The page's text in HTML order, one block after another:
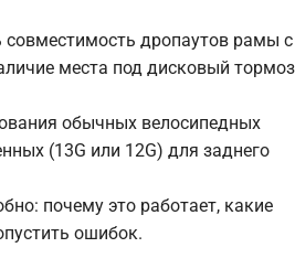
совместимость дропаутов рамы с
места под дисковый тормоз
обычных велосипедных
(13G или 12G) для заднего
почему это работает, какие
ошибок.